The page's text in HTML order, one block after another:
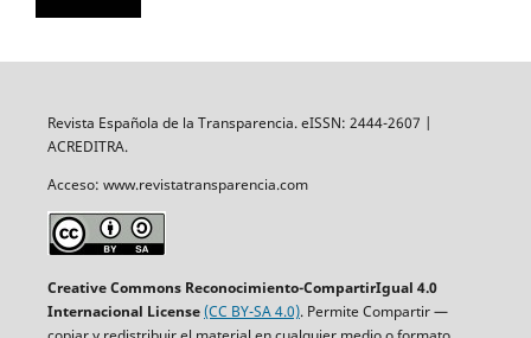
Revista Española de la Transparencia. eISSN: 2444-2607 |
ACREDITRA.
Acceso: www.revistatransparencia.com
Creative Commons Reconocimiento-CompartirIgual 4.0
Internacional License(CC BY-SA 4.0). Permite Compartir —